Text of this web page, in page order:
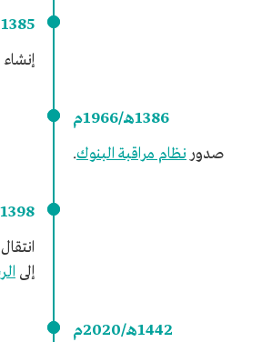
1385هـ/1965م
إنشاء
1386هـ/1966م
صدور نظام مراقبة البنوك.
1398هـ/1977م
إلى
1442هـ/2020م